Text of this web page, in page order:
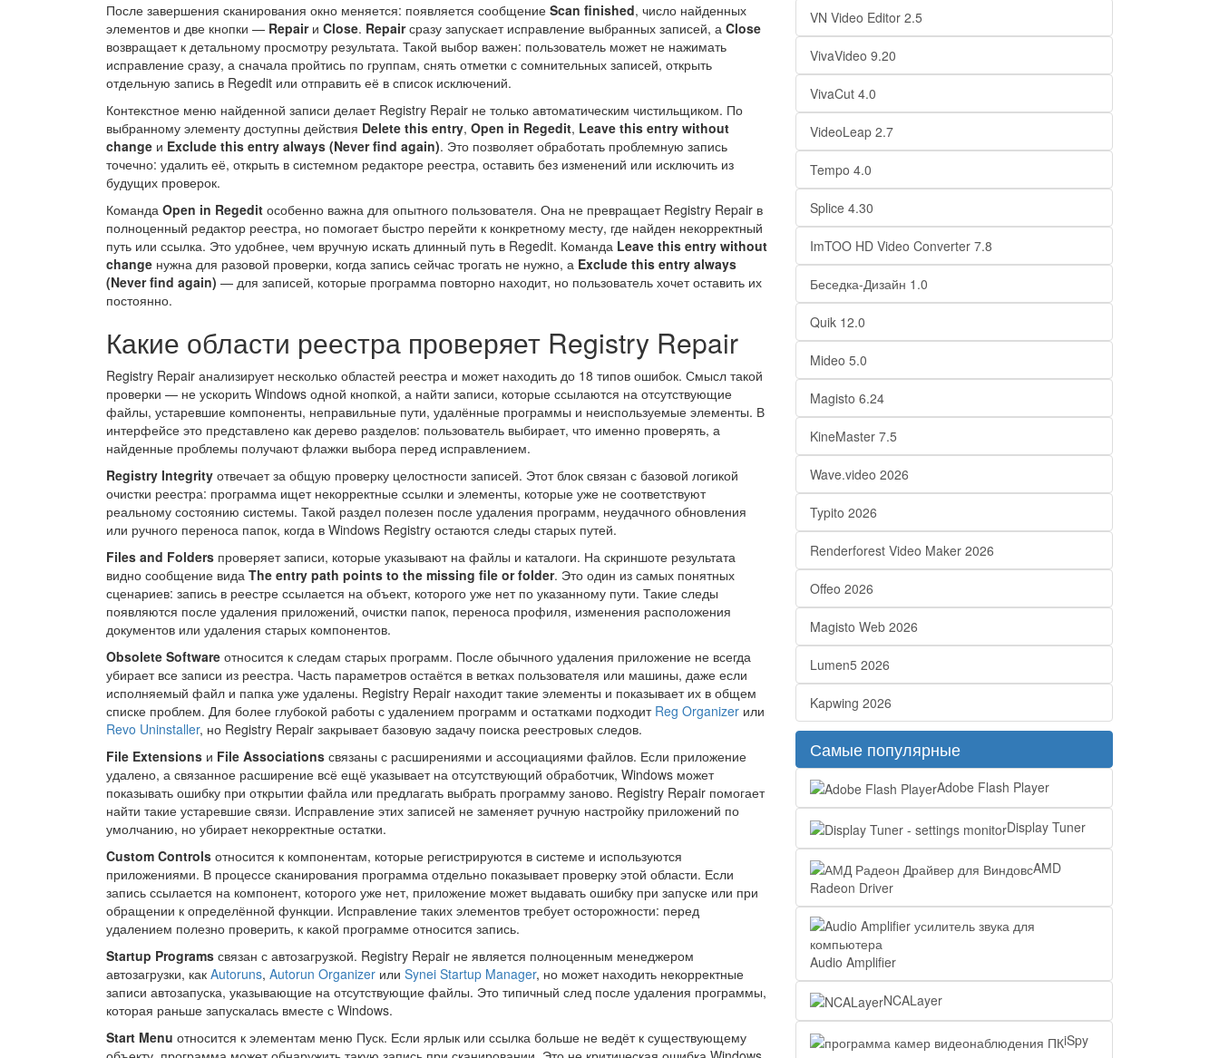
После завершения сканирования окно меняется: появляется сообщение Scan finished, число найденных
элементов и две кнопки — Repairи Close. Repairсразу запускает исправление выбранных записей, а Close
возвращает к детальному просмотру результата. Такой выбор важен: пользователь может не нажимать
исправление сразу, а сначала пройтись по группам, снять отметки с сомнительных записей, открыть
отдельную запись в Regedit или отправить её в список исключений.
Контекстное меню найденной записи делает Registry Repair не только автоматическим чистильщиком. По
выбранному элементу доступны действия Delete this entry, Open in Regedit, Leave this entry without
change и Exclude this entry always (Never find again). Это позволяет обработать проблемную запись
точечно: удалить её, открыть в системном редакторе реестра, оставить без изменений или исключить из
будущих проверок.
Команда Open in Regedit особенно важна для опытного пользователя. Она не превращает Registry Repair в
полноценный редактор реестра, но помогает быстро перейти к конкретному месту, где найден некорректный
путь или ссылка. Это удобнее, чем вручную искать длинный путь в Regedit. Команда Leave this entry without
change нужна для разовой проверки, когда запись сейчас трогать не нужно, а Exclude this entry always
(Never find again) — для записей, которые программа повторно находит, но пользователь хочет оставить их
постоянно.
Какие области реестра проверяет Registry Repair
Registry Repair анализирует несколько областей реестра и может находить до 18 типов ошибок. Смысл такой
проверки — не ускорить Windows одной кнопкой, а найти записи, которые ссылаются на отсутствующие
файлы, устаревшие компоненты, неправильные пути, удалённые программы и неиспользуемые элементы. В
интерфейсе это представлено как дерево разделов: пользователь выбирает, что именно проверять, а
найденные проблемы получают флажки выбора перед исправлением.
Registry Integrity отвечает за общую проверку целостности записей. Этот блок связан с базовой логикой
очистки реестра: программа ищет некорректные ссылки и элементы, которые уже не соответствуют
реальному состоянию системы. Такой раздел полезен после удаления программ, неудачного обновления
или ручного переноса папок, когда в Windows Registry остаются следы старых путей.
Files and Folders проверяет записи, которые указывают на файлы и каталоги. На скриншоте результата
видно сообщение вида The entry path points to the missing file or folder. Это один из самых понятных
сценариев: запись в реестре ссылается на объект, которого уже нет по указанному пути. Такие следы
появляются после удаления приложений, очистки папок, переноса профиля, изменения расположения
документов или удаления старых компонентов.
Obsolete Software относится к следам старых программ. После обычного удаления приложение не всегда
убирает все записи из реестра. Часть параметров остаётся в ветках пользователя или машины, даже если
исполняемый файл и папка уже удалены. Registry Repair находит такие элементы и показывает их в общем
списке проблем. Для более глубокой работы с удалением программ и остатками подходит Reg Organizer или
Revo Uninstaller, но Registry Repair закрывает базовую задачу поиска реестровых следов.
File Extensions и File Associations связаны с расширениями и ассоциациями файлов. Если приложение
удалено, а связанное расширение всё ещё указывает на отсутствующий обработчик, Windows может
показывать ошибку при открытии файла или предлагать выбрать программу заново. Registry Repair помогает
найти такие устаревшие связи. Исправление этих записей не заменяет ручную настройку приложений по
умолчанию, но убирает некорректные остатки.
Custom Controls относится к компонентам, которые регистрируются в системе и используются
приложениями. В процессе сканирования программа отдельно показывает проверку этой области. Если
запись ссылается на компонент, которого уже нет, приложение может выдавать ошибку при запуске или при
обращении к определённой функции. Исправление таких элементов требует осторожности: перед
удалением полезно проверить, к какой программе относится запись.
Startup Programs связан с автозагрузкой. Registry Repair не является полноценным менеджером
автозагрузки, как Autoruns, Autorun Organizer или Synei Startup Manager, но может находить некорректные
записи автозапуска, указывающие на отсутствующие файлы. Это типичный след после удаления программы,
которая раньше запускалась вместе с Windows.
Start Menu относится к элементам меню Пуск. Если ярлык или ссылка больше не ведёт к существующему
VN Video Editor 2.5
VivaVideo 9.20
VivaCut 4.0
VideoLeap 2.7
Tempo 4.0
Splice 4.30
ImTOO HD Video Converter 7.8
Беседка-Дизайн 1.0
Quik 12.0
Mideo 5.0
Magisto 6.24
KineMaster 7.5
Wave.video 2026
Typito 2026
Renderforest Video Maker 2026
Offeo 2026
Magisto Web 2026
Lumen5 2026
Kapwing 2026
Самые популярные
Adobe Flash Player
Display Tuner
AMD
Radeon Driver
Audio Amplifier
NCALayer
iSpy